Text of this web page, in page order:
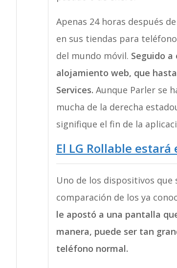
Apenas 24 horas después
en sus tiendas para
del mundo móvil. Seguido
alojamiento web, que
Services. Aunque Parler se
mucha de la derecha
signifique el fin de la
El LG Rollable
Uno de los dispositivos que
comparación de los ya
le apostó a una pantalla
manera, puede ser tan
teléfono normal.